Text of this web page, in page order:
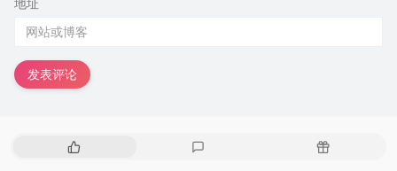
地址
发表评论
热
随